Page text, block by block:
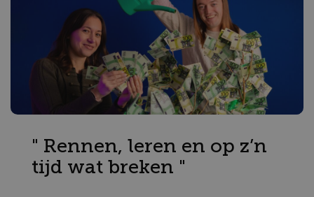
" Rennen, leren en op z’n
tijd wat breken "